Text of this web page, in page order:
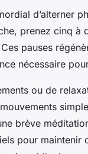
d’alterner
prenez cinq à
pauses
nécessaire
ou de
brève
pour maintenir